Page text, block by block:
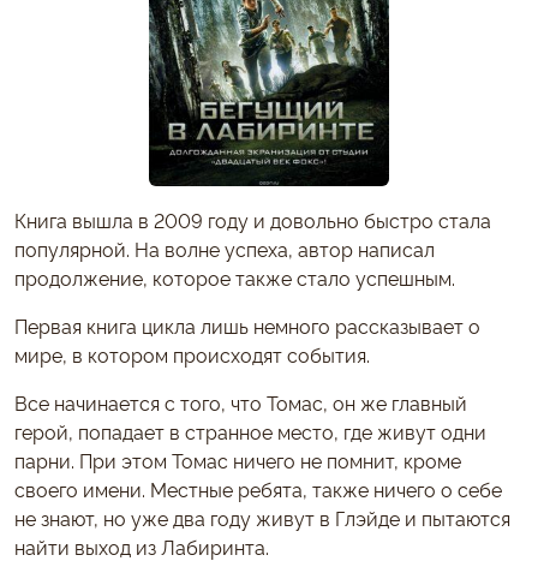
Книга вышла в 2009 году и довольно быстро стала
популярной. На волне успеха, автор написал
продолжение, которое также стало успешным.
Первая книга цикла лишь немного рассказывает о
мире, в котором происходят события.
Все начинается с того, что Томас, он же главный
герой, попадает в странное место, где живут одни
парни. При этом Томас ничего не помнит, кроме
своего имени. Местные ребята, также ничего о себе
не знают, но уже два году живут в Глэйде и пытаются
найти выход из Лабиринта.